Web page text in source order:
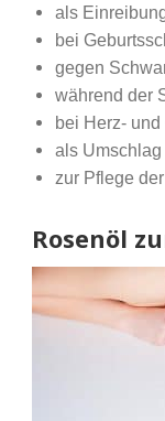
als
bei
gegen
während der
bei Herz-
als
zur Pflege
Rosenöl